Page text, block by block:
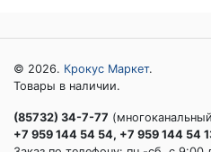
© 2026. Крокус Маркет.
Товары в наличии.
(85732) 34-7-77
+7 959 144 54 54, +7 959 144 54